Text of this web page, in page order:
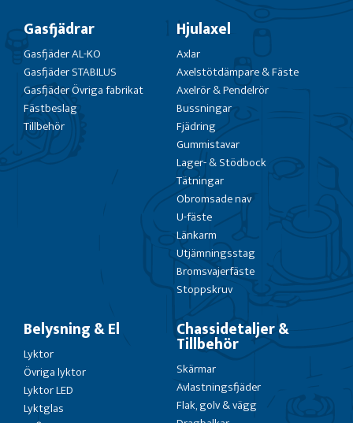
Gasfjädrar
Gasfjäder AL-KO
Gasfjäder STABILUS
Gasfjäder Övriga fabrikat
Fästbeslag
Tillbehör
Hjulaxel
Axlar
Axelstötdämpare & Fäste
Axelrör & Pendelrör
Bussningar
Fjädring
Gummistavar
Lager- & Stödbock
Tätningar
Obromsade nav
U-fäste
Länkarm
Utjämningsstag
Bromsvajerfäste
Stoppskruv
Belysning & El
Lyktor
Övriga lyktor
Lyktor LED
Lyktglas
Chassidetaljer &
Tillbehör
Skärmar
Avlastningsfjäder
Flak, golv & vägg